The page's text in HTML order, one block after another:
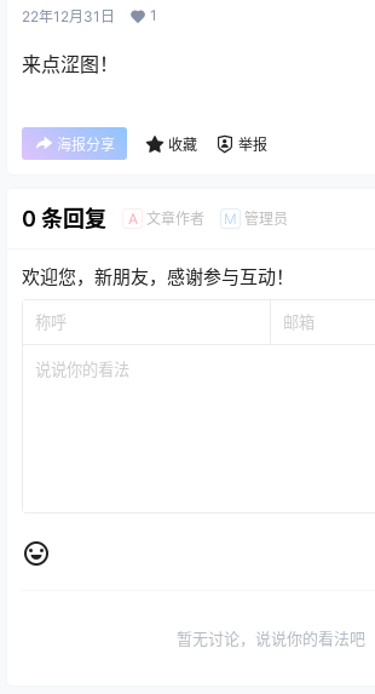
22年12月31日 1
来点涩图！
海报分享 收藏 举报
0 条回复 A 文章作者 M 管理员
欢迎您，新朋友，感谢参与互动！
暂无讨论，说说你的看法吧